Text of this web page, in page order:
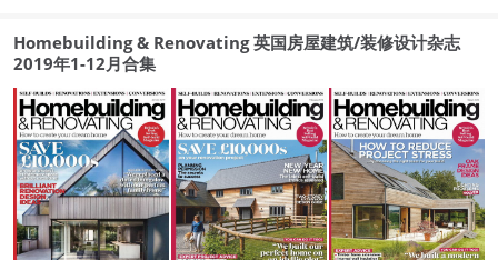
Homebuilding & Renovating 英国房屋建筑/装修设计杂志
2019年1-12月合集